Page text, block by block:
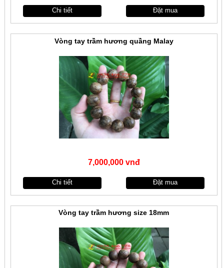
Chi tiết Đặt mua
Vòng tay trầm hương quầng Malay
7,000,000 vnđ
Chi tiết Đặt mua
Vòng tay trầm hương size 18mm